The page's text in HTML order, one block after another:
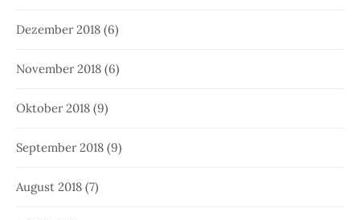
Dezember 2018 (6)
November 2018 (6)
Oktober 2018 (9)
September 2018 (9)
August 2018 (7)